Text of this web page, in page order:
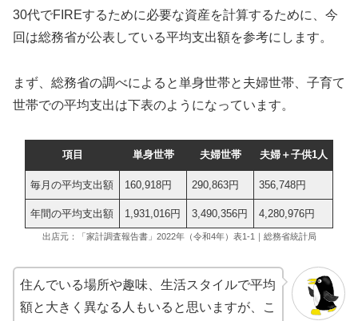
30代でFIREするために必要な資産を計算するために、今
回は総務省が公表している平均支出額を参考にします。
まず、総務省の調べによると単身世帯と夫婦世帯、子育て
世帯での平均支出は下表のようになっています。
項目 単身世帯 夫婦世帯 夫婦＋子供1人
毎月の平均支出額 160,918円 290,863円 356,748円
年間の平均支出額 1,931,016円 3,490,356円 4,280,976円
出店元：「家計調査報告書」2022年（令和4年）表1‐1｜総務省統計局
住んでいる場所や趣味、生活スタイルで平均
額と大きく異なる人もいると思いますが、こ